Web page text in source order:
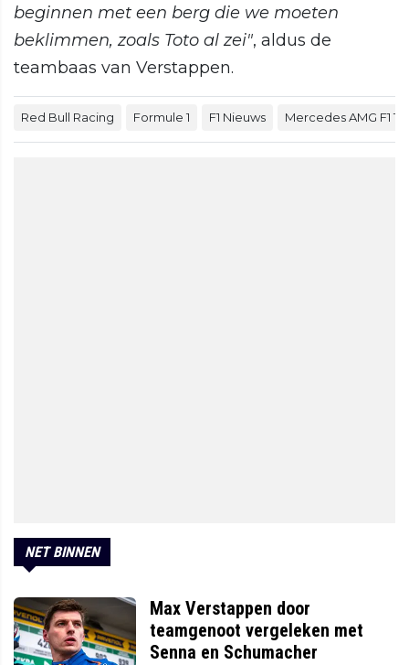
beginnen met een berg die we moeten
beklimmen, zoals Toto al zei", aldus de
teambaas van Verstappen.
Red Bull Racing Formule 1 F1 Nieuws Mercedes AMG F1
NET BINNEN
Max Verstappen door
teamgenoot vergeleken met
Senna en Schumacher